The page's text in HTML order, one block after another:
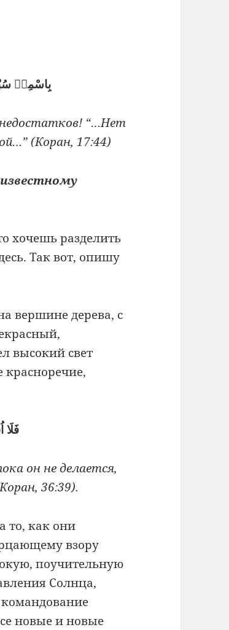
بِاسْمِهٖ
“…Нет
(Коран, 17:44)
хочешь разделить
Так вот, опишу
вершине дерева, с
высокий свет
красноречие,
он не делается,
36:39).
то, как они
взору
поучительную
Солнца,
новые и новые